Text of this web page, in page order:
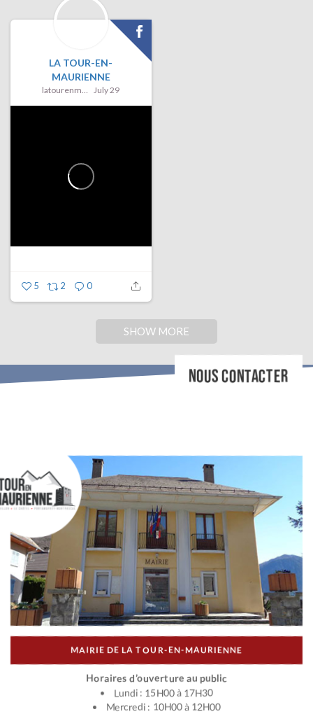
LA TOUR-EN-
MAURIENNE
latourenmaurienne July 29
5 2 0
SHOW MORE
NOUS CONTACTER
MAIRIE DE LA TOUR-EN-MAURIENNE
Horaires d’ouverture au public
Lundi : 15H00 à 17H30
Mercredi : 10H00 à 12H00